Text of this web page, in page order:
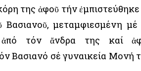
της ἀφοῦ τήν
μεταμφιεσμένη μέ
τόν ἄνδρα της καί
Βασιανό σέ γυναικεία Μονή